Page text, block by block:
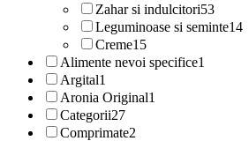
Zahar si indulcitori53
Leguminoase si seminte14
Creme15
Alimente nevoi specifice1
Argital1
Aronia Original1
Categorii27
Comprimate2